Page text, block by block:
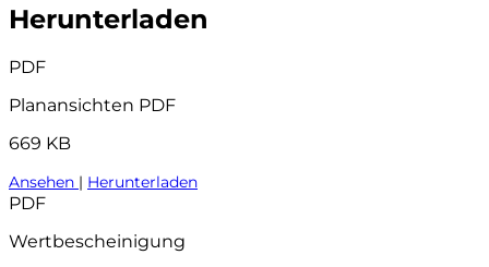
Herunterladen
PDF
Planansichten PDF
669 KB
Ansehen | Herunterladen
PDF
Wertbescheinigung